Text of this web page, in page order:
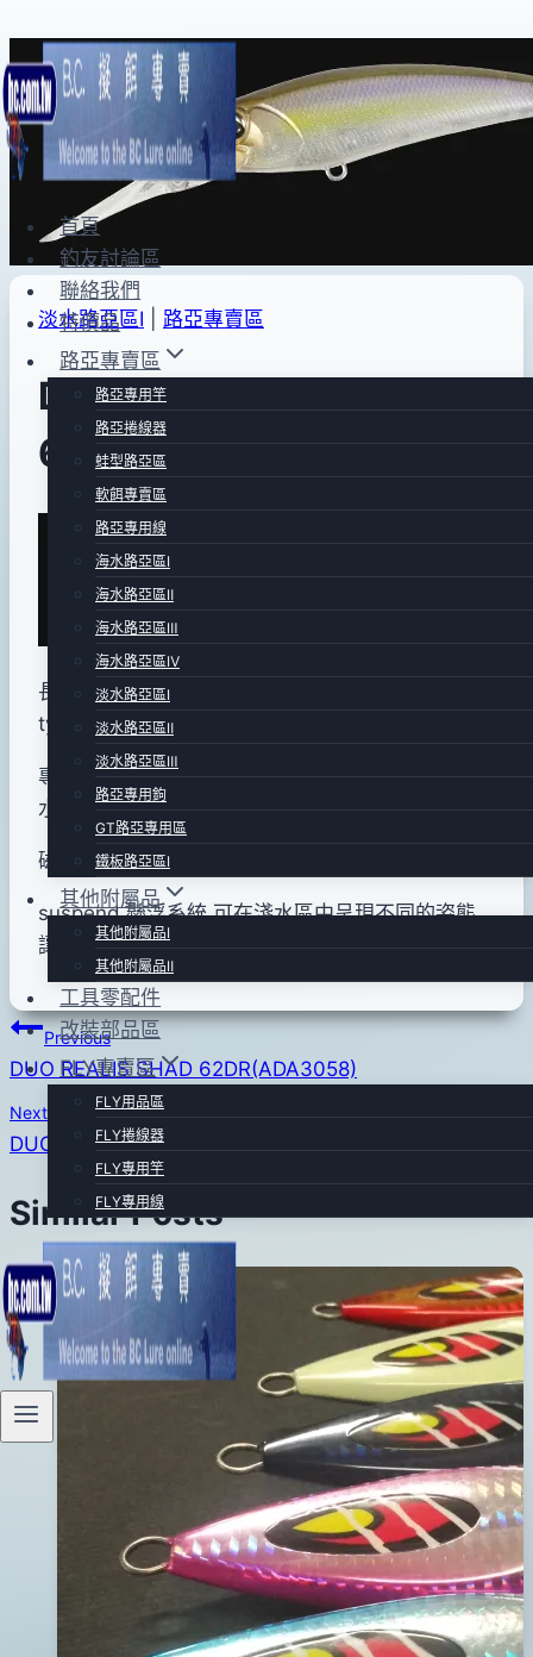
Skip
to
content
首頁
釣友討論區
聯絡我們
特價品
路亞專賣區
路亞專用竿
路亞捲線器
蛙型路亞區
軟餌專賣區
路亞專用線
海水路亞區Ⅰ
海水路亞區Ⅱ
海水路亞區Ⅲ
海水路亞區Ⅳ
淡水路亞區Ⅰ
淡水路亞區Ⅱ
淡水路亞區Ⅲ
路亞專用鉤
GT路亞專用區
鐵板路亞區Ⅰ
其他附屬品
其他附屬品Ⅰ
其他附屬品Ⅱ
工具零配件
改裝部品區
FLY專賣區
FLY用品區
FLY捲線器
FLY專用竿
FLY專用線
淡水路亞區Ⅰ 路亞專賣區
DUO REALIS SHAD
62DR(CCC3176)
日
2016
05
月
02
日
長62mm .重量6.0g.磁力固定重心移動 suspend
type .原廠搭配 #8 號三叉鉤.
專攻1.5~2.5m內深度的bass.可緩慢卻擬真的的入
水泳姿.大幅降低魚的戒心.
磁力式重心轉移.讓拋投時更穩定.距離更加倍.
suspend 懸浮系統.可在淺水區中呈現不同的姿態.
讓您的操作更得心應手!
文
章
導
Previous
DUO REALIS SHAD 62DR(ADA3058)
Next
DUO REALIS SHAD 62DR(GEA3196)
Similar Posts